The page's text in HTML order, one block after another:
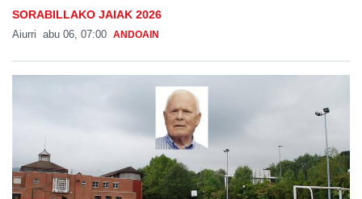
SORABILLAKO JAIAK 2026
Aiurri abu 06, 07:00 ANDOAIN